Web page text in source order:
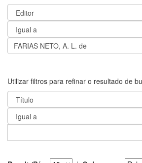
Utilizar filtros para refinar o resultado de